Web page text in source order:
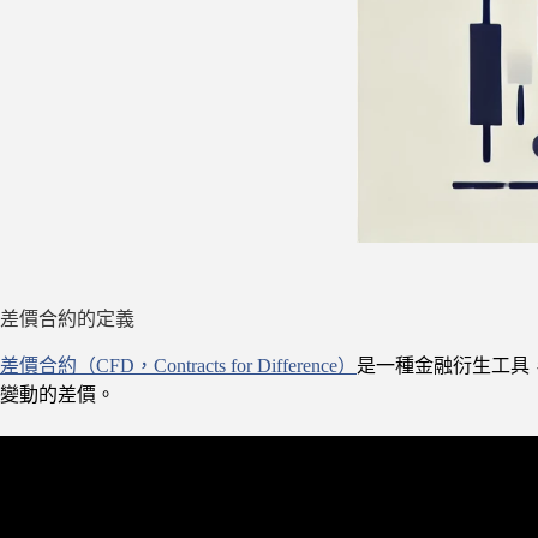
差價合約的定義
差價合約（CFD，Contracts for Difference） 是一種金融衍生工具
變動的差價。